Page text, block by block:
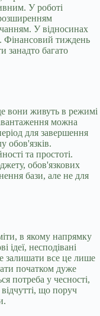
У роботі
У відносинах
Фінансовий тиждень
занадто багато
вони живуть в режимі
можна
для завершення
обов'язків.
та простоті.
обов'язкових
бази, але не для
в якому напрямку
ідеї, несподівані
залишати все це лише
початком дуже
потреба у чесності,
що поруч